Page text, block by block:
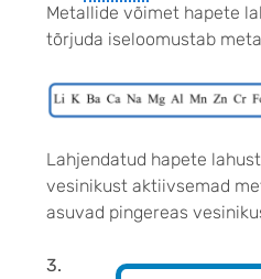
Metallide võimet hapete
tõrjuda iseloomustab
Lahjendatud hapete
vesinikust aktiivsemad
asuvad pingereas
3.